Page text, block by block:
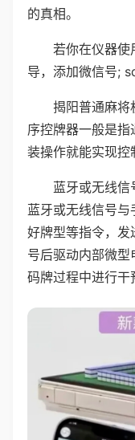
的真相。
若你在仪器使
导，添加微信号;
揭阳普通麻将
序控牌器一般是
装操作就能实现控
蓝牙或无线信
蓝牙或无线信号
好牌型等指令，
号后驱动内部微型
码牌过程中进行干